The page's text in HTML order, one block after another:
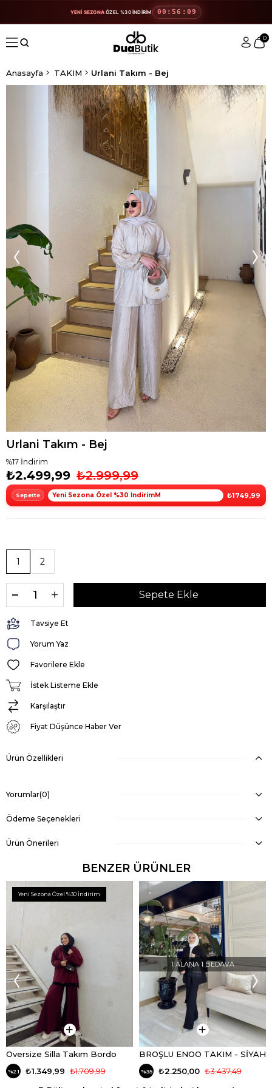
YENİ SEZONAÖZEL %30 İNDİRİM 00:56:08
0
Anasayfa TAKIM Urlani Takım - Bej
Urlani Takım - Bej
%17 İndirim
₺2.999,99
₺2.499,99
Yeni Sezona Özel %30 İndirimM ₺1749,99
1 2
Tavsiye Et
Yorum Yaz
Favorilere Ekle
İstek Listeme Ekle
Karşılaştır
Fiyat Düşünce Haber Ver
Ürün Özellikleri
Yorumlar(0)
Ödeme Seçenekleri
Ürün Önerileri
BENZER ÜRÜNLER
Oversize Silla Takım Bordo
%21 ₺1.349,99 ₺1.709,99
Yeni Sezona Özel %30 İndirim
1 ALANA 1 BEDAVA
BROŞLU ENOO TAKIM - SİYAH
%35 ₺2.250,00 ₺3.437,49